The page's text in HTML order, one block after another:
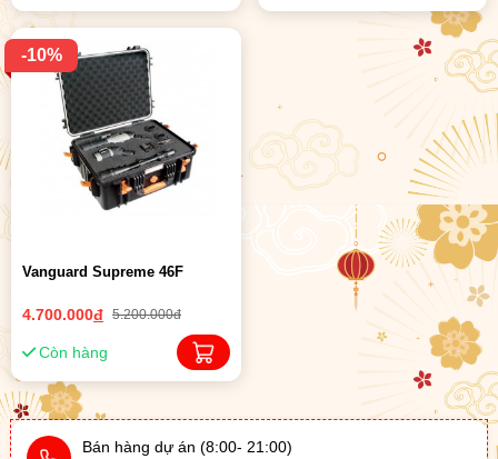
-10%
Vanguard Supreme 46F
4.700.000đ 5.200.000đ
Còn hàng
Bán hàng dự án (8:00- 21:00)